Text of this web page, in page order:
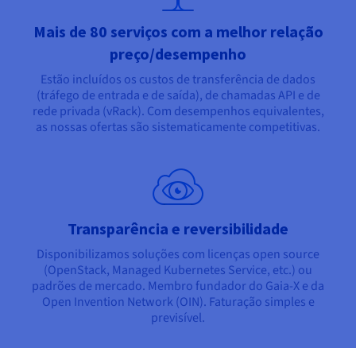
Mais de 80 serviços com a melhor relação
preço/desempenho
Estão incluídos os custos de transferência de dados
(tráfego de entrada e de saída), de chamadas API e de
rede privada (vRack). Com desempenhos equivalentes,
as nossas ofertas são sistematicamente competitivas.
Transparência e reversibilidade
Disponibilizamos soluções com licenças open source
(OpenStack, Managed Kubernetes Service, etc.) ou
padrões de mercado. Membro fundador do Gaia-X e da
Open Invention Network (OIN). Faturação simples e
previsível.